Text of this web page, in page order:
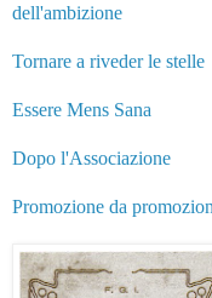
dell'ambizione
Tornare a riveder le stelle
Essere Mens Sana
Dopo l'Associazione
Promozione da